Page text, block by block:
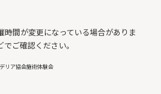
間が変更になっている場合がありま
ご確認ください。
リア協会施術体験会